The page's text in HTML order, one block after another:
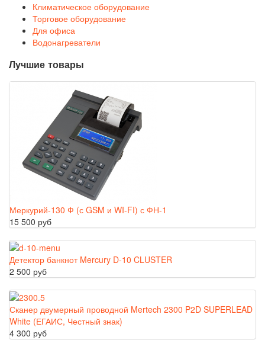
Климатическое оборудование
Торговое оборудование
Для офиса
Водонагреватели
Лучшие товары
Меркурий-130 Ф (с GSM и WI-FI) с ФН-1
15 500 руб
Детектор банкнот Mercury D-10 CLUSTER
2 500 руб
Сканер двумерный проводной Mertech 2300 P2D SUPERLEAD
White (ЕГАИС, Честный знак)
4 300 руб